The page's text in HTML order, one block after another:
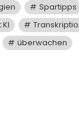
Spartipps
überwachen